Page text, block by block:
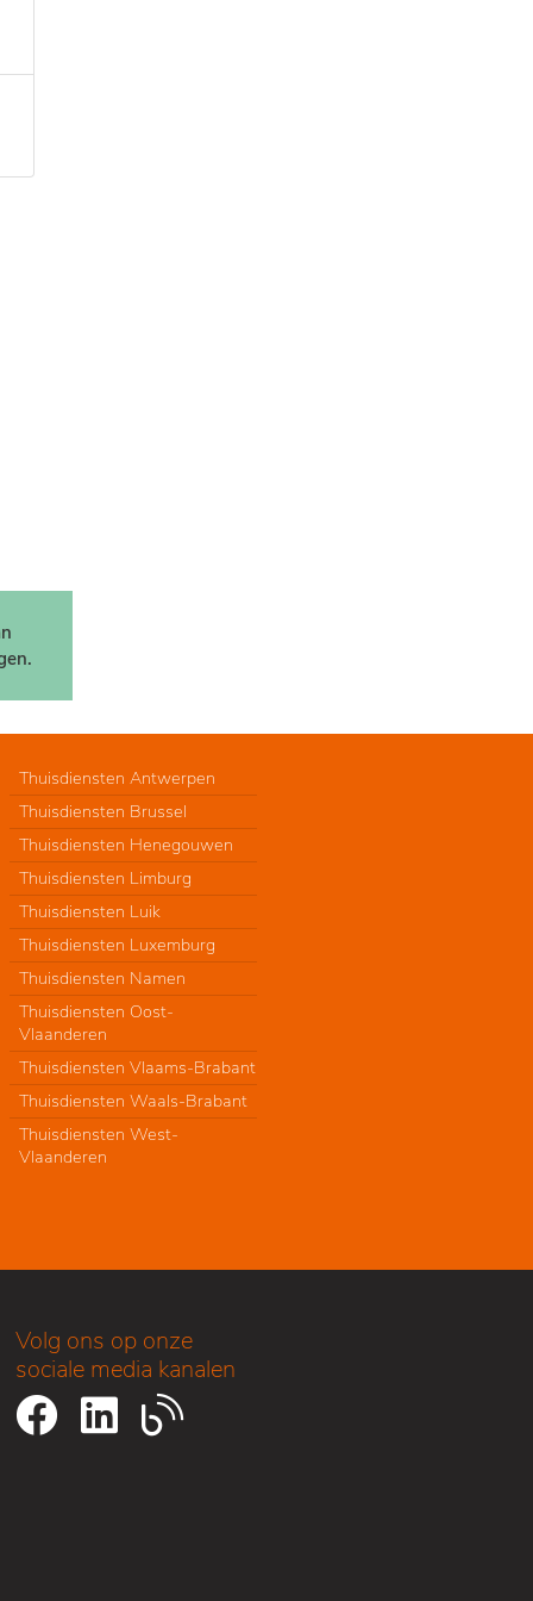
Thuisdiensten Antwerpen
Thuisdiensten Brussel
Thuisdiensten Henegouwen
Thuisdiensten Limburg
Thuisdiensten Luik
Thuisdiensten Luxemburg
Thuisdiensten Namen
Thuisdiensten Oost-
Vlaanderen
Thuisdiensten Vlaams-Brabant
Thuisdiensten Waals-Brabant
Thuisdiensten West-
Vlaanderen
Volg ons op onze
sociale media kanalen